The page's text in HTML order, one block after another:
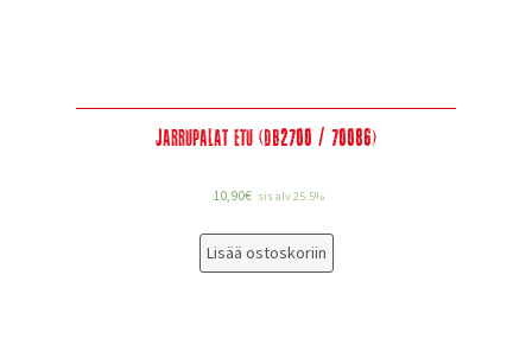
Jarrupalat etu (DB2700 / 70086)
10,90€ sis alv 25.5%
Lisää ostoskoriin